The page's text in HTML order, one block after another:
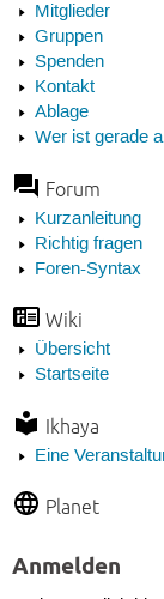
Mitglieder
Gruppen
Spenden
Kontakt
Ablage
Wer ist gerade
Forum
Kurzanleitung
Richtig fragen
Foren-Syntax
Wiki
Übersicht
Startseite
Ikhaya
Eine
Planet
Anmelden